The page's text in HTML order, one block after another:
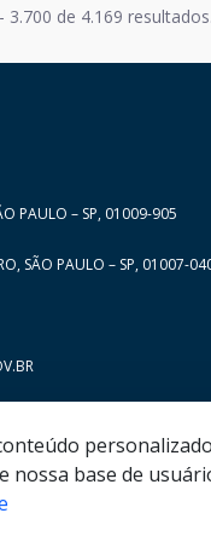
3.700 de 4.169 resultados.
PAULO – SP, 01009-905
SÃO PAULO – SP, 01007-
base de